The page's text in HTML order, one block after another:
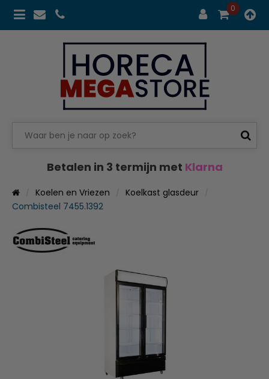
0
Betalen in 3 termijn met Klarna
Koelen en Vriezen
Koelkast glasdeur
Combisteel 7455.1392